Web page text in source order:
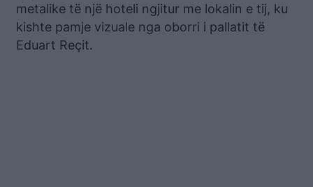
metalike të një hoteli ngjitur me lokalin e tij, ku
kishte pamje vizuale nga oborri i pallatit të
Eduart Reçit.